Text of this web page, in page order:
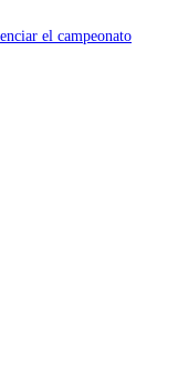
el campeonato